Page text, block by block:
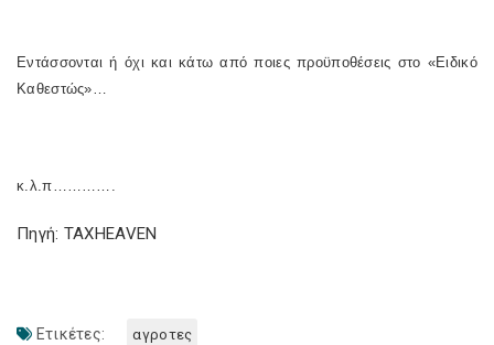
Εντάσσονται ή όχι και κάτω από ποιες προϋποθέσεις στο «Ειδικό
Καθεστώς»…
κ.λ.π………….
Πηγή: TAXHEAVEN
Ετικέτες: αγροτες